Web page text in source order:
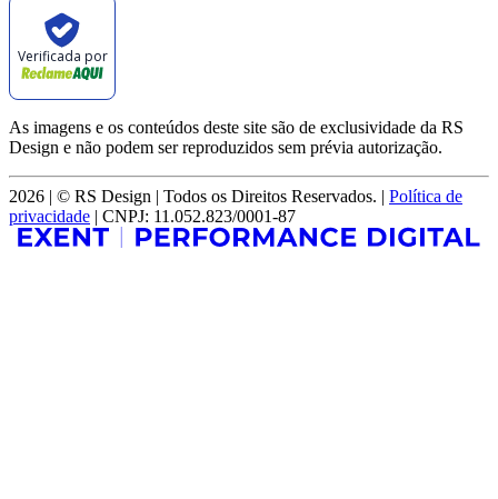
Verificada por
As imagens e os conteúdos deste site são de exclusividade da RS
Design e não podem ser reproduzidos sem prévia autorização.
2026 | © RS Design | Todos os Direitos Reservados. | Política de
privacidade | CNPJ: 11.052.823/0001-87